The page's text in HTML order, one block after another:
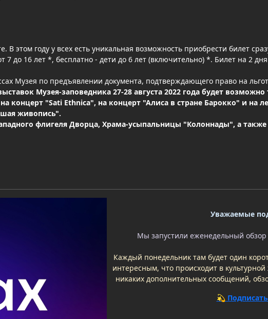
этом году у всех есть уникальная возможность приобрести билет
7 до 16 лет *, бесплатно - дети до 6 лет (включительно) *. Билет на 2
Музея по предъявлении документа, подтверждающего право на
Музея-заповедника 27-28 августа 2022 года будет
концерт "Sati Ethnica", на концерт "Алиса в стране Барокко" и на
живопись".
флигеля Дворца, Храма-усыпальницы "Колоннады", а также
Уважаемые
Мы запустили еженедельный обзор
Каждый понедельник там будет один
интересным, что происходит в
никаких дополнительных сообщений,
💫